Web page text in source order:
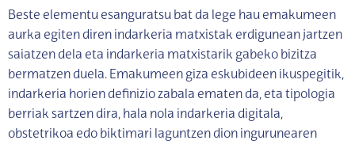
Beste elementu esanguratsu bat da lege hau emakumeen
aurka egiten diren indarkeria matxistak erdigunean jartzen
saiatzen dela eta indarkeria matxistarik gabeko bizitza
bermatzen duela. Emakumeen giza eskubideen ikuspegitik,
indarkeria horien definizio zabala ematen da, eta tipologia
berriak sartzen dira, hala nola indarkeria digitala,
obstetrikoa edo biktimari laguntzen dion ingurunearen